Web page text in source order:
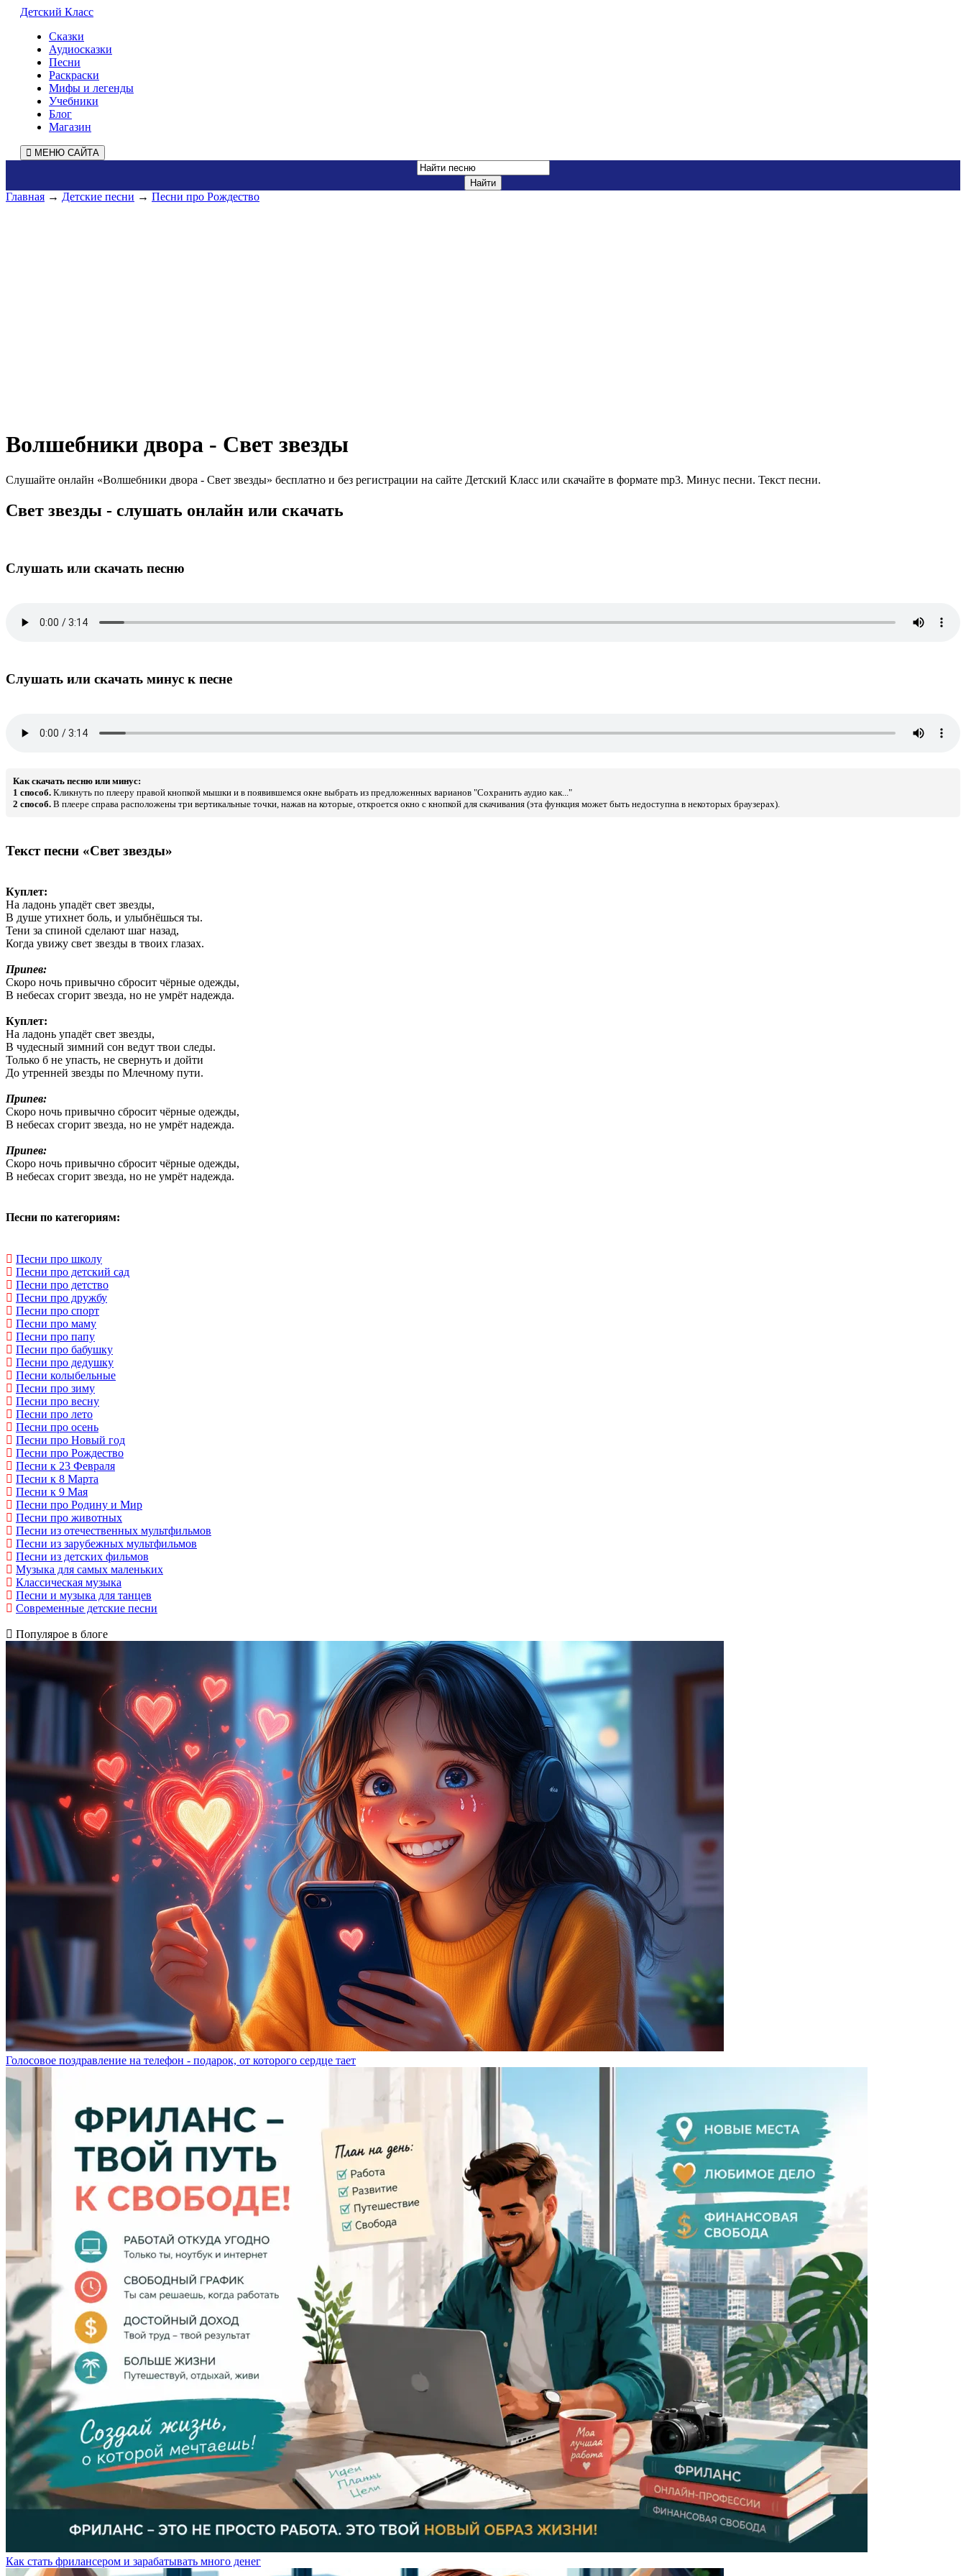
Детский Класс
Сказки
Аудиосказки
Песни
Раскраски
Мифы и легенды
Учебники
Блог
Магазин
МЕНЮ САЙТА
Главная → Детские песни → Песни про Рождество
Волшебники двора - Свет звезды
Слушайте онлайн «Волшебники двора - Свет звезды» бесплатно и без регистрации на сайте Детский Класс или скачайте в формате mp3. Минус песни. Текст песни.
Свет звезды - слушать онлайн или скачать
Слушать или скачать песню
Слушать или скачать минус к песне
Как скачать песню или минус:
1 способ. Кликнуть по плееру правой кнопкой мышки и в появившемся окне выбрать из предложенных варианов "Сохранить аудио как..."
2 способ. В плеере справа расположены три вертикальные точки, нажав на которые, откроется окно с кнопкой для скачивания (эта функция может быть недоступна в некоторых браузерах).
Текст песни «Свет звезды»
Куплет:
На ладонь упадёт свет звезды,
В душе утихнет боль, и улыбнёшься ты.
Тени за спиной сделают шаг назад,
Когда увижу свет звезды в твоих глазах.
Припев:
Скоро ночь привычно сбросит чёрные одежды,
В небесах сгорит звезда, но не умрёт надежда.
Куплет:
На ладонь упадёт свет звезды,
В чудесный зимний сон ведут твои следы.
Только б не упасть, не свернуть и дойти
До утренней звезды по Млечному пути.
Припев:
Скоро ночь привычно сбросит чёрные одежды,
В небесах сгорит звезда, но не умрёт надежда.
Припев:
Скоро ночь привычно сбросит чёрные одежды,
В небесах сгорит звезда, но не умрёт надежда.
Песни по категориям:
Песни про школу
Песни про детский сад
Песни про детство
Песни про дружбу
Песни про спорт
Песни про маму
Песни про папу
Песни про бабушку
Песни про дедушку
Песни колыбельные
Песни про зиму
Песни про весну
Песни про лето
Песни про осень
Песни про Новый год
Песни про Рождество
Песни к 23 Февраля
Песни к 8 Марта
Песни к 9 Мая
Песни про Родину и Мир
Песни про животных
Песни из отечественных мультфильмов
Песни из зарубежных мультфильмов
Песни из детских фильмов
Музыка для самых маленьких
Классическая музыка
Песни и музыка для танцев
Современные детские песни
Популярое в блоге
Голосовое поздравление на телефон - подарок, от которого сердце тает
Как стать фрилансером и зарабатывать много денег